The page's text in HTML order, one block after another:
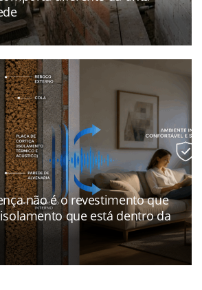
não é o revestimento que
que está dentro da